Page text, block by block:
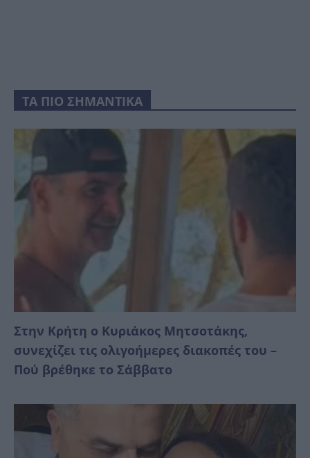
ΤΑ ΠΙΟ ΣΗΜΑΝΤΙΚΑ
Στην Κρήτη ο Κυριάκος Μητσοτάκης,
συνεχίζει τις ολιγοήμερες διακοπές του –
Πού βρέθηκε το Σάββατο